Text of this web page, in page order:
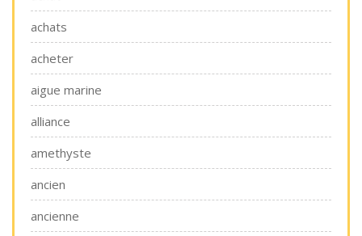
achats
acheter
aigue marine
alliance
amethyste
ancien
ancienne